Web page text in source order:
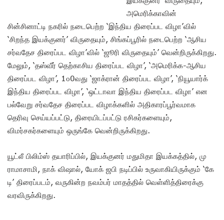
அமெரிக்காவின்
சின்சினாட்டி நகரில் நடைபெற்ற ‘இந்திய திரைப்பட விழா’வில்
‘சிறந்த இயக்குனர்’ விருதையும், சிங்கப்பூரில் நடைபெற்ற ‘ஆசிய
சர்வதேச திரைப்பட விழா’வில் ‘ஜூரி விருதையும்’ வென்றிருக்கிறது.
மேலும், ‘தஸ்வீர் தெற்காசிய திரைப்பட விழா’, ‘அமெரிக்க-ஆசிய
திரைப்பட விழா’, 1௦0வது ‘ஜாக்ரான் திரைப்பட விழா’, ‘நியூயார்க்
இந்திய திரைப்பட விழா’, ‘ஒட்டாவா இந்திய திரைப்பட விழா’ என
பல்வேறு சர்வதேச திரைப்பட விழாக்களில் அதிகாரப்பூர்வமாக
தெரிவு செய்யப்பட்டு, திரையிடப்பட்டு ரசிகர்களையும்,
விமர்சகர்களையும் ஒருங்கே வென்றிருக்கிறது.
யூட்லீ பிலிம்ஸ் தயாரிப்பில், இயக்குனர் மதுமிதா இயக்கத்தில், மு
ராமாசாமி, நாக் விஷால், யோக் ஜபி நடிப்பில் உருவாகியிருக்கும் ‘கே
டி’ திரைப்படம், வருகின்ற நவம்பர் மாதத்தில் வெள்ளித்திரைக்கு
வரவிருக்கிறது.